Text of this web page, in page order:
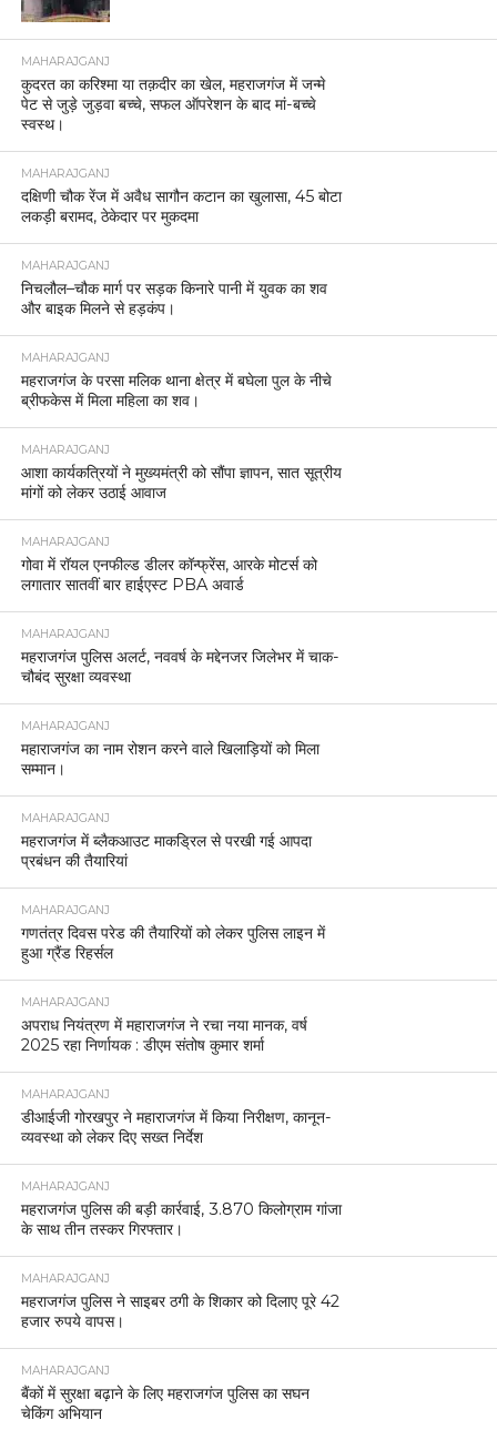
MAHARAJGANJ
कुदरत का करिश्मा या तक़दीर का खेल, महराजगंज में जन्मे
पेट से जुड़े जुड़वा बच्चे, सफल ऑपरेशन के बाद मां-बच्चे
स्वस्थ।
MAHARAJGANJ
दक्षिणी चौक रेंज में अवैध सागौन कटान का खुलासा, 45 बोटा
लकड़ी बरामद, ठेकेदार पर मुकदमा
MAHARAJGANJ
निचलौल–चौक मार्ग पर सड़क किनारे पानी में युवक का शव
और बाइक मिलने से हड़कंप।
MAHARAJGANJ
महराजगंज के परसा मलिक थाना क्षेत्र में बघेला पुल के नीचे
ब्रीफकेस में मिला महिला का शव।
MAHARAJGANJ
आशा कार्यकत्रियों ने मुख्यमंत्री को सौंपा ज्ञापन, सात सूत्रीय
मांगों को लेकर उठाई आवाज
MAHARAJGANJ
गोवा में रॉयल एनफील्ड डीलर कॉन्फ्रेंस, आरके मोटर्स को
लगातार सातवीं बार हाईएस्ट PBA अवार्ड
MAHARAJGANJ
महराजगंज पुलिस अलर्ट, नववर्ष के मद्देनजर जिलेभर में चाक-
चौबंद सुरक्षा व्यवस्था
MAHARAJGANJ
महाराजगंज का नाम रोशन करने वाले खिलाड़ियों को मिला
सम्मान।
MAHARAJGANJ
महराजगंज में ब्लैकआउट माकड्रिल से परखी गई आपदा
प्रबंधन की तैयारियां
MAHARAJGANJ
गणतंत्र दिवस परेड की तैयारियों को लेकर पुलिस लाइन में
हुआ ग्रैंड रिहर्सल
MAHARAJGANJ
अपराध नियंत्रण में महाराजगंज ने रचा नया मानक, वर्ष
2025 रहा निर्णायक : डीएम संतोष कुमार शर्मा
MAHARAJGANJ
डीआईजी गोरखपुर ने महाराजगंज में किया निरीक्षण, कानून-
व्यवस्था को लेकर दिए सख्त निर्देश
MAHARAJGANJ
महराजगंज पुलिस की बड़ी कार्रवाई, 3.870 किलोग्राम गांजा
के साथ तीन तस्कर गिरफ्तार।
MAHARAJGANJ
महराजगंज पुलिस ने साइबर ठगी के शिकार को दिलाए पूरे 42
हजार रुपये वापस।
MAHARAJGANJ
बैंकों में सुरक्षा बढ़ाने के लिए महराजगंज पुलिस का सघन
चेकिंग अभियान